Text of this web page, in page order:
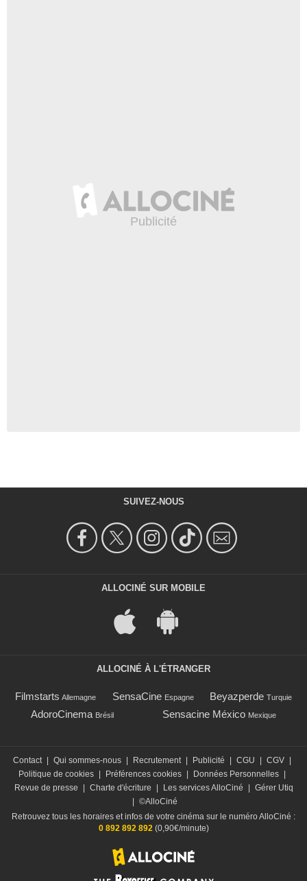
SUIVEZ-NOUS
ALLOCINÉ SUR MOBILE
ALLOCINÉ À L'ÉTRANGER
Filmstarts Allemagne SensaCine Espagne Beyazperde Turquie
AdoroCinema Brésil Sensacine México Mexique
Contact | Qui sommes-nous | Recrutement | Publicité | CGU | CGV |
Politique de cookies | Préférences cookies | Données Personnelles |
Revue de presse
| Charte d'écriture | Les services AlloCiné | Gérer Utiq
| ©AlloCiné
Retrouvez tous les horaires et infos de votre cinéma sur le numéro AlloCiné :
0 892 892 892 (0,90€/minute)